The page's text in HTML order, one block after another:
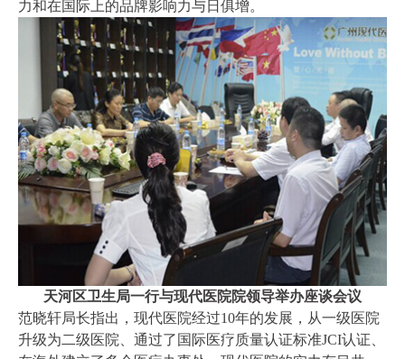
力和在国际上的品牌影响力与日俱增。
天河区卫生局一行与现代医院院领导举办座谈会议
范晓轩局长指出，现代医院经过10年的发展，从一级医院
升级为二级医院、通过了国际医疗质量认证标准JCI认证、